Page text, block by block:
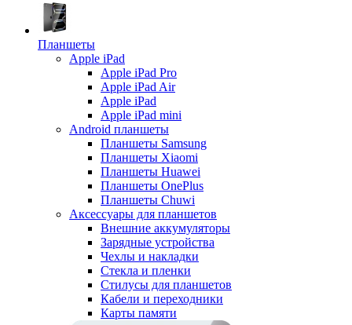
Планшеты
Apple iPad
Apple iPad Pro
Apple iPad Air
Apple iPad
Apple iPad mini
Android планшеты
Планшеты Samsung
Планшеты Xiaomi
Планшеты Huawei
Планшеты OnePlus
Планшеты Chuwi
Аксессуары для планшетов
Внешние аккумуляторы
Зарядные устройства
Чехлы и накладки
Стекла и пленки
Стилусы для планшетов
Кабели и переходники
Карты памяти